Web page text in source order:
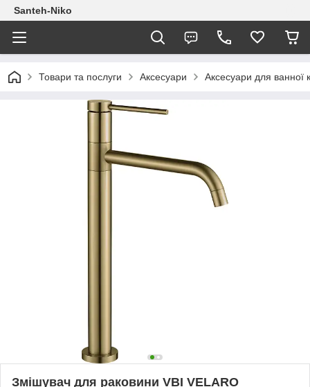
Santeh-Niko
Товари та послуги Аксесуари Аксесуари для ванної
Змішувач для раковини VBI VELARO